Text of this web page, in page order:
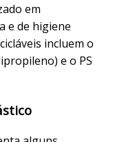
em
e de higiene
incluem o
e o PS